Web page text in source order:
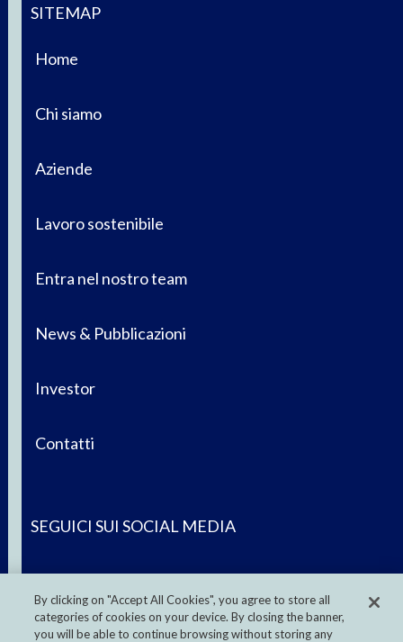
SITEMAP
Home
Chi siamo
Aziende
Lavoro sostenibile
Entra nel nostro team
News & Pubblicazioni
Investor
Contatti
SEGUICI SUI SOCIAL MEDIA
By clicking on "Accept All Cookies", you agree to store all
categories of cookies on your device. By closing the banner,
you will be able to continue browsing without storing any